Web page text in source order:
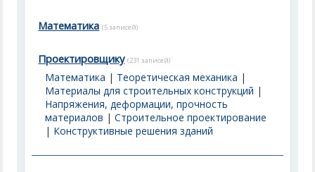
Математика (5 записей)
Проектировщику (231 записей)
Математика | Теоретическая механика |
Материалы для строительных конструкций |
Напряжения, деформации, прочность
материалов |Строительное проектирование
| Конструктивные решения зданий